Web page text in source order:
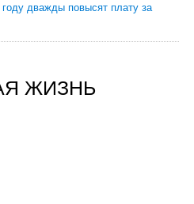
дважды повысят плату за
ЖИЗНЬ